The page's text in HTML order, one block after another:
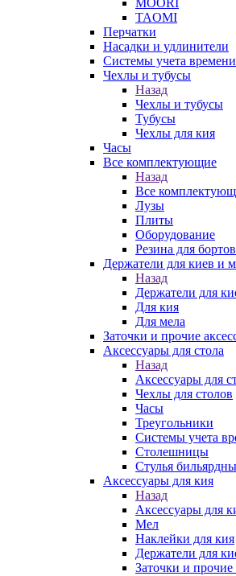
MOORI
TAOMI
Перчатки
Насадки и удлинители
Системы учета времени
Чехлы и тубусы
Назад
Чехлы и тубусы
Тубусы
Чехлы для кия
Часы
Все комплектующие
Назад
Все
Лузы
Плиты
Оборудование
Резина для бортов
Держатели для киев и
Назад
Держатели для
Для кия
Для мела
Заточки и прочие
Аксессуары для стола
Назад
Аксессуары для
Чехлы для столов
Часы
Треугольники
Системы учета
Столешницы
Стулья
Аксессуары для кия
Назад
Аксессуары для
Мел
Наклейки для кия
Держатели для
Заточки и прочие